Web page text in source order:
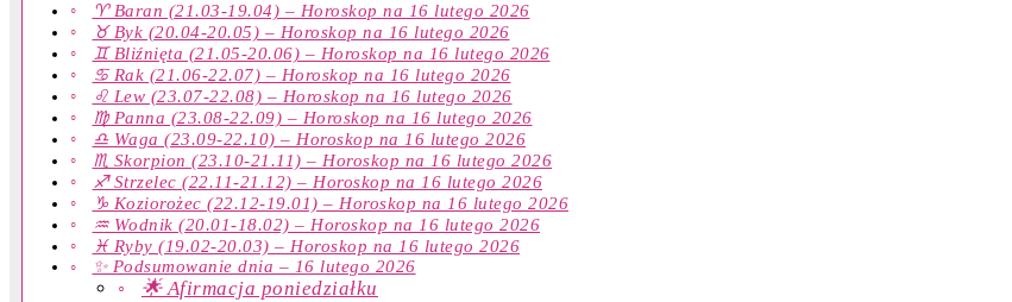
♈ Baran (21.03-19.04) – Horoskop na 16 lutego 2026
♉ Byk (20.04-20.05) – Horoskop na 16 lutego 2026
♊ Bliźnięta (21.05-20.06) – Horoskop na 16 lutego 2026
♋ Rak (21.06-22.07) – Horoskop na 16 lutego 2026
♌ Lew (23.07-22.08) – Horoskop na 16 lutego 2026
♍ Panna (23.08-22.09) – Horoskop na 16 lutego 2026
♎ Waga (23.09-22.10) – Horoskop na 16 lutego 2026
♏ Skorpion (23.10-21.11) – Horoskop na 16 lutego 2026
♐ Strzelec (22.11-21.12) – Horoskop na 16 lutego 2026
♑ Koziorożec (22.12-19.01) – Horoskop na 16 lutego 2026
♒ Wodnik (20.01-18.02) – Horoskop na 16 lutego 2026
♓ Ryby (19.02-20.03) – Horoskop na 16 lutego 2026
✨ Podsumowanie dnia – 16 lutego 2026
🌟 Afirmacja poniedziałku